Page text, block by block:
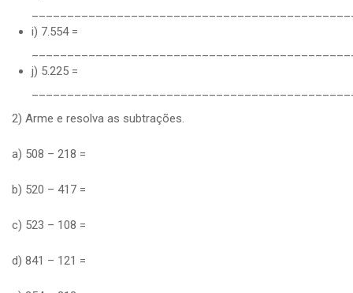
i) 7.554 =
j) 5.225 =
2) Arme e resolva as subtrações.
a) 508 – 218 =
b) 520 – 417 =
c) 523 – 108 =
d) 841 – 121 =